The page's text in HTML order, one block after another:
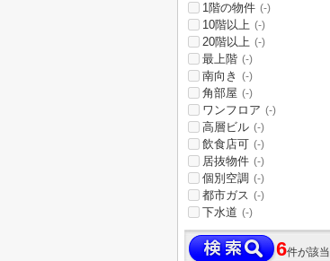
1階の物件 (-)
10階以上 (-)
20階以上 (-)
最上階 (-)
南向き (-)
角部屋 (-)
ワンフロア (-)
高層ビル (-)
飲食店可 (-)
居抜物件 (-)
個別空調 (-)
都市ガス (-)
下水道 (-)
6件が該当